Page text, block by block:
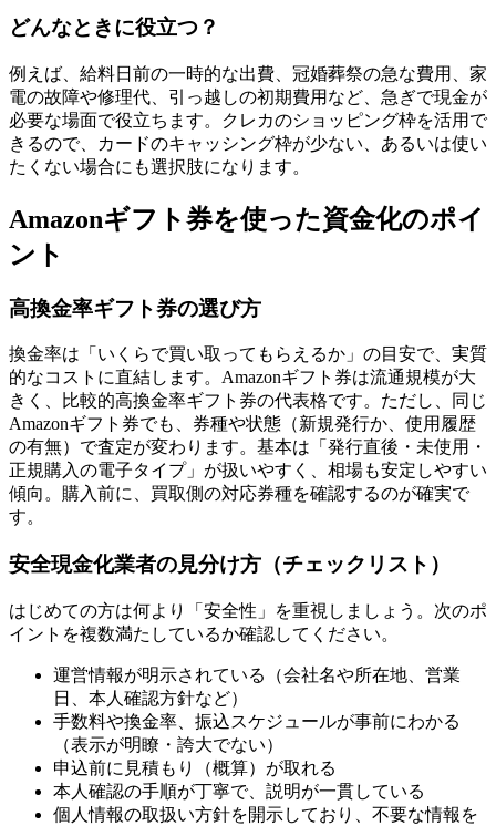
どんなときに役立つ？
例えば、給料日前の一時的な出費、冠婚葬祭の急な費用、家
電の故障や修理代、引っ越しの初期費用など、急ぎで現金が
必要な場面で役立ちます。クレカのショッピング枠を活用で
きるので、カードのキャッシング枠が少ない、あるいは使い
たくない場合にも選択肢になります。
Amazonギフト券を使った資金化のポイ
ント
高換金率ギフト券の選び方
換金率は「いくらで買い取ってもらえるか」の目安で、実質
的なコストに直結します。Amazonギフト券は流通規模が大
きく、比較的高換金率ギフト券の代表格です。ただし、同じ
Amazonギフト券でも、券種や状態（新規発行か、使用履歴
の有無）で査定が変わります。基本は「発行直後・未使用・
正規購入の電子タイプ」が扱いやすく、相場も安定しやすい
傾向。購入前に、買取側の対応券種を確認するのが確実で
す。
安全現金化業者の見分け方（チェックリスト）
はじめての方は何より「安全性」を重視しましょう。次のポ
イントを複数満たしているか確認してください。
運営情報が明示されている（会社名や所在地、営業
日、本人確認方針など）
手数料や換金率、振込スケジュールが事前にわかる
（表示が明瞭・誇大でない）
申込前に見積もり（概算）が取れる
本人確認の手順が丁寧で、説明が一貫している
個人情報の取扱い方針を開示しており、不要な情報を